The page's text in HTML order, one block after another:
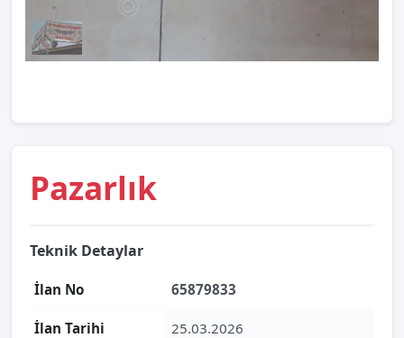
Pazarlık
Teknik Detaylar
İlan No 65879833
İlan Tarihi 25.03.2026